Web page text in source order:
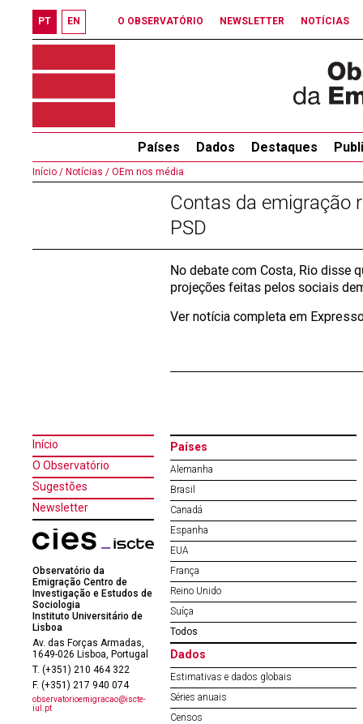
PT EN O OBSERVATÓRIO NEWSLETTER NOTÍCIAS
Países Dados Destaques
Início / Notícias / OEm nos média
Contas da emigração
PSD
No debate com Costa, Rio disse
projeções feitas pelos sociais
Ver notícia completa em
Início
O Observatório
Sugestões
Newsletter
Observatório da
Emigração Centro de
Investigação e Estudos de
Sociologia
Instituto Universitário de
Lisboa
Av. das Forças Armadas,
1649-026 Lisboa, Portugal
T. (+351) 210 464 322
F. (+351) 217 940 074
observatorioemigracao@iscte-
iul.pt
Países
Alemanha
Brasil
Canadá
Espanha
EUA
França
Reino Unido
Suíça
Todos
Dados
Estimativas e dados globais
Séries anuais
Censos